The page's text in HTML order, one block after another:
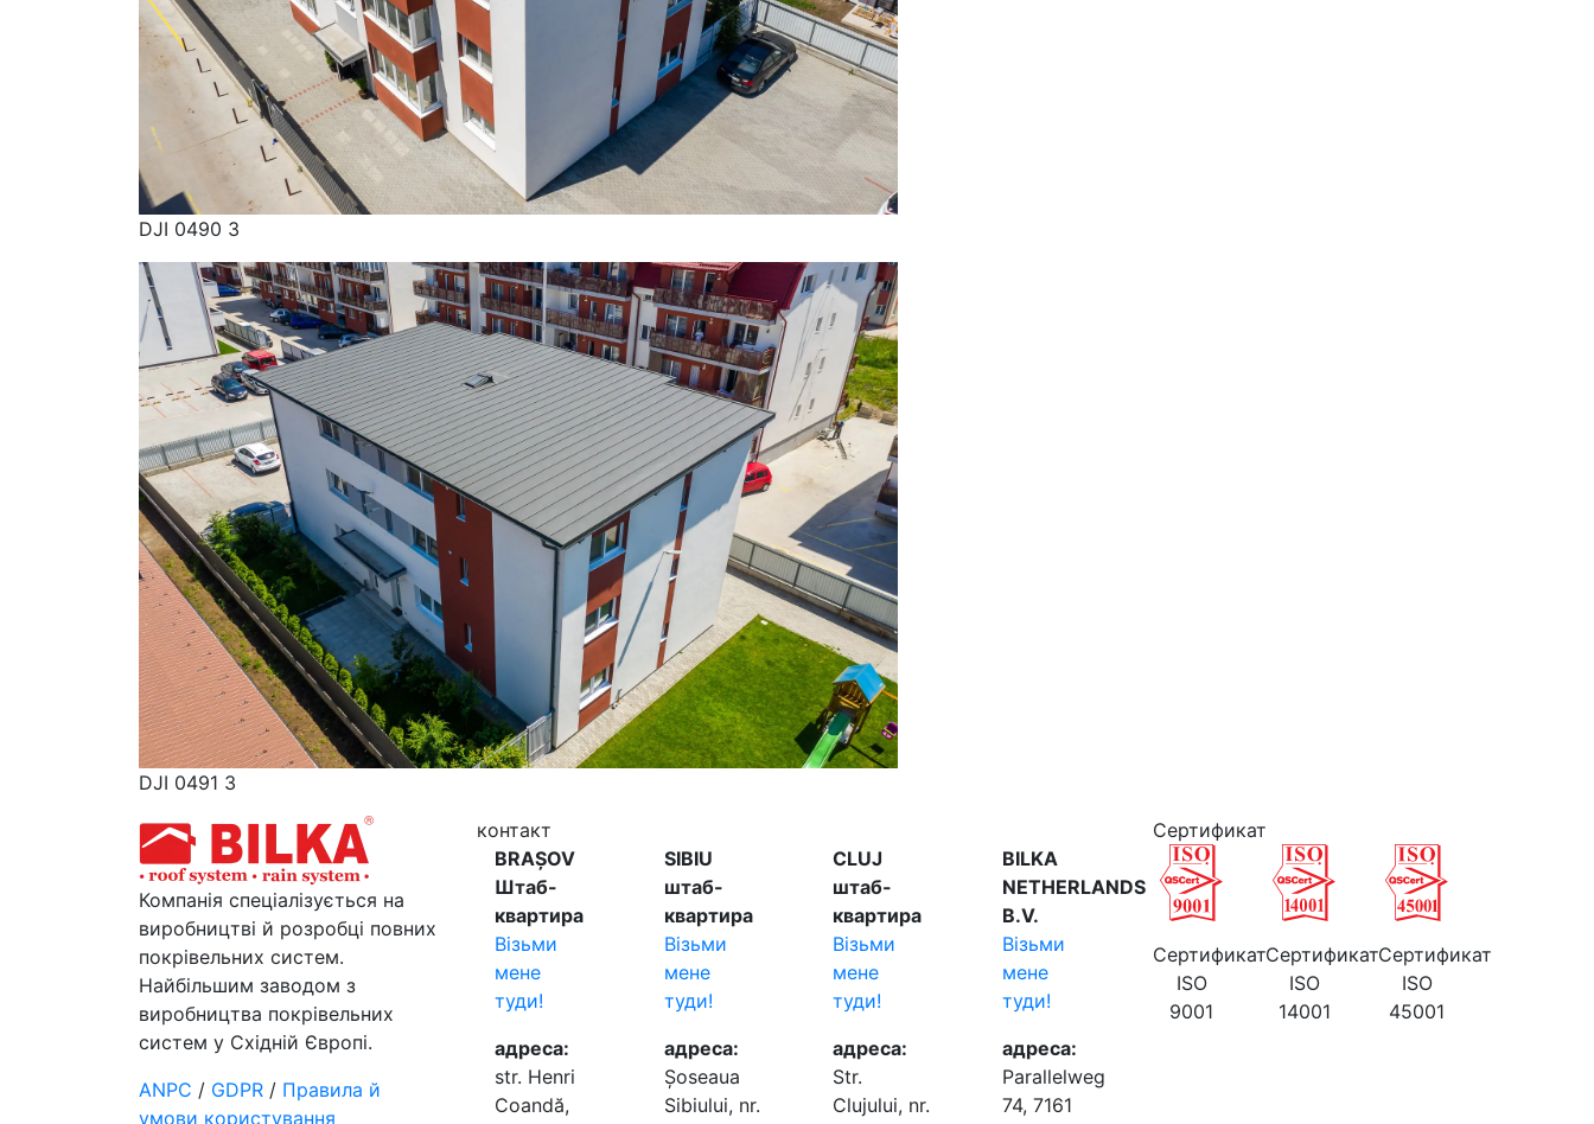
DJI 0490 3
DJI 0491 3
Компанія спеціалізується на
виробництві й розробці повних
покрівельних систем.
Найбільшим заводом з
виробництва покрівельних
систем у Східній Європі.
ANPC / GDPR / Правила й
умови користування
контакт
BRAȘOV
Штаб-
квартира
Візьми
мене
туди!
адреса:
str. Henri
Coandă,
SIBIU
штаб-
квартира
Візьми
мене
туди!
адреса:
Șoseaua
Sibiului, nr.
CLUJ
штаб-
квартира
Візьми
мене
туди!
адреса:
Str.
Clujului, nr.
BILKA
NETHERLANDS
B.V.
Візьми
мене
туди!
адреса:
Parallelweg
74, 7161
Cертификат
Cертификат
ISO
9001
Cертификат
ISO
14001
Cертификат
ISO
45001